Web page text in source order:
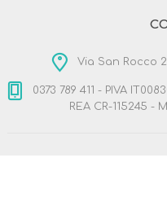
Via San Rocco
0373 789 411 - PIVA
REA CR-115245